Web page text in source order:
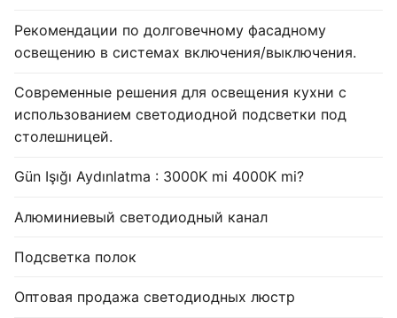
Рекомендации по долговечному фасадному
освещению в системах включения/выключения.
Современные решения для освещения кухни с
использованием светодиодной подсветки под
столешницей.
Gün Işığı Aydınlatma : 3000K mi 4000K mi?
Алюминиевый светодиодный канал
Подсветка полок
Оптовая продажа светодиодных люстр